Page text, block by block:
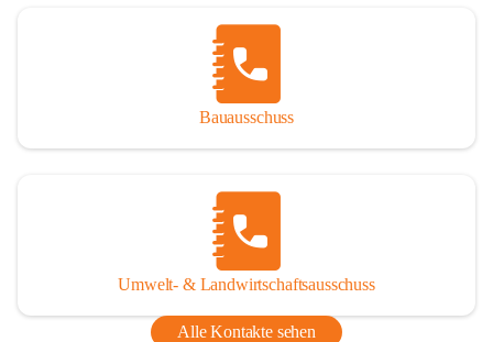
Bauausschuss
Umwelt- & Landwirtschaftsausschuss
Alle Kontakte sehen